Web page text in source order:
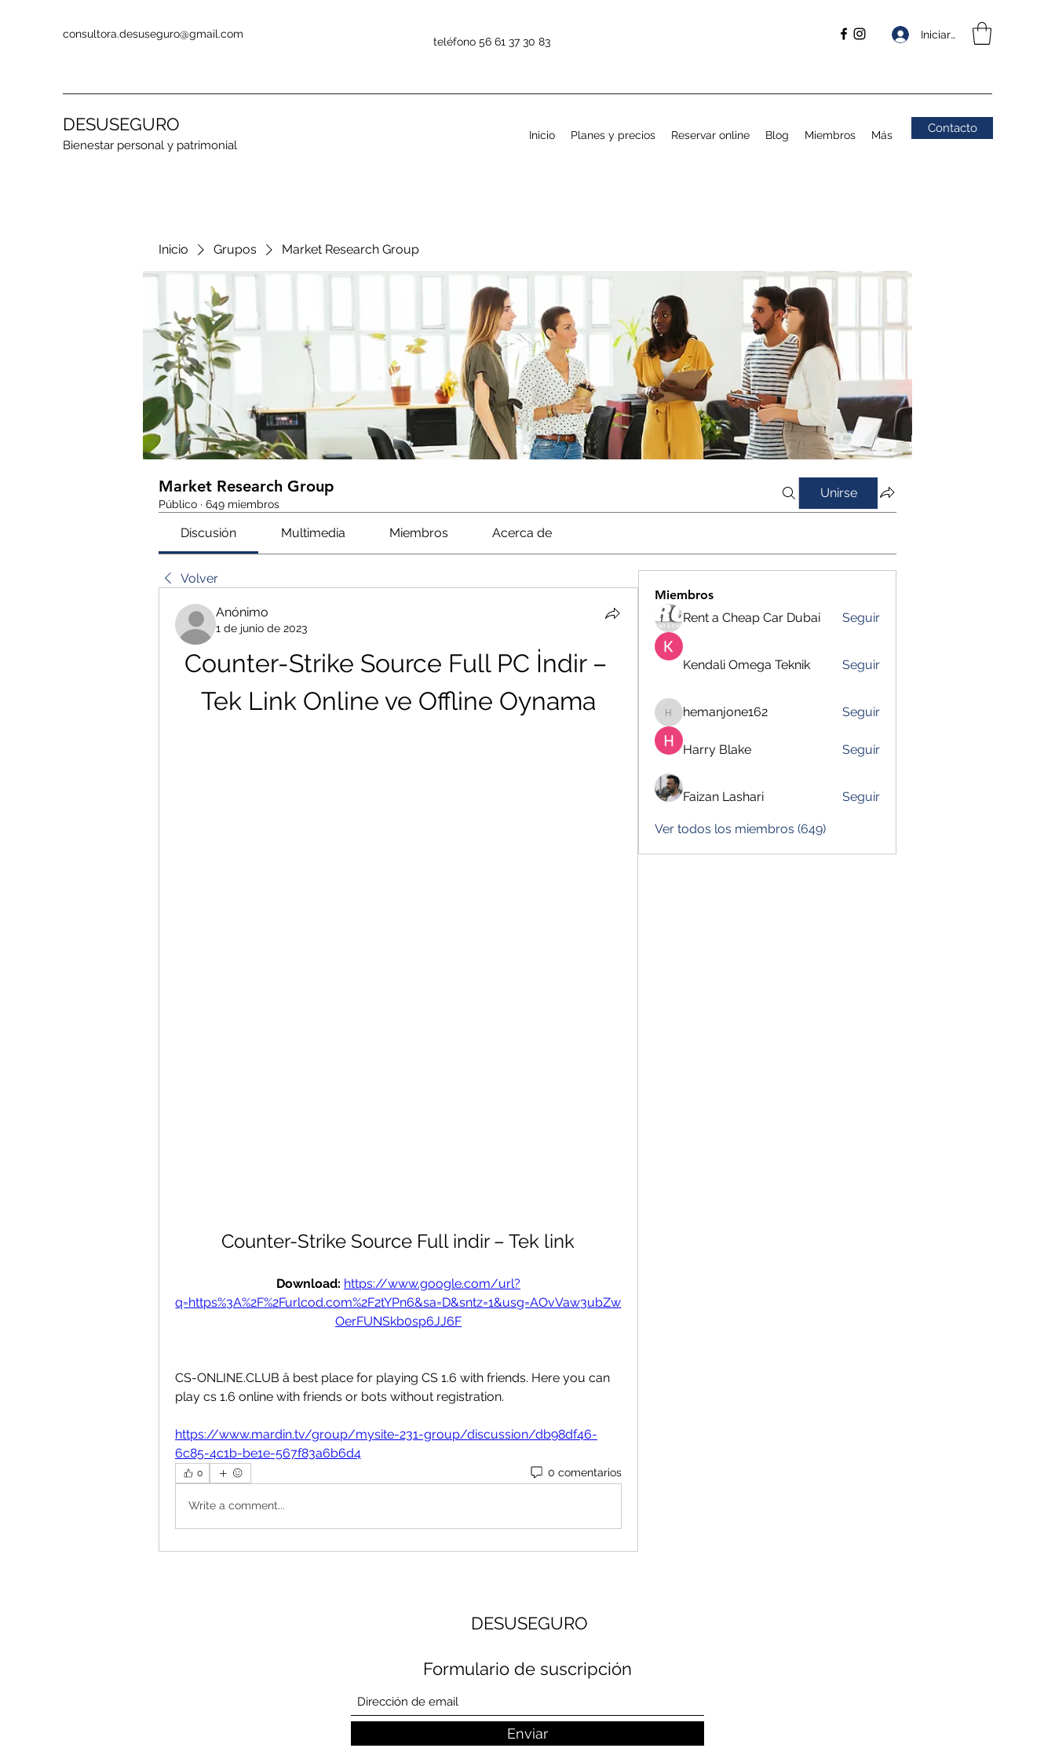
consultora.desuseguro@gmail.com Iniciar sesión
teléfono 56 61 37 30 83
DESUSEGURO
Bienestar personal y patrimonial
Inicio Planes y precios Reservar online Blog Miembros Más Contacto
Inicio Grupos Market Research Group
Market Research Group
Público · 649 miembros
Unirse
Discusión Multimedia Miembros Acerca de
Volver
Anónimo
1 de junio de 2023
Counter-Strike Source Full PC İndir –
Tek Link Online ve Offline Oynama
Counter-Strike Source Full indir – Tek link
Download: https://www.google.com/url?
q=https%3A%2F%2Furlcod.com%2F2tYPn6&sa=D&sntz=1&usg=AOvVaw3ubZw
OerFUNSkb0sp6JJ6F
CS-ONLINE.CLUB â best place for playing CS 1.6 with friends. Here you can
play cs 1.6 online with friends or bots without registration.
https://www.mardin.tv/group/mysite-231-group/discussion/db98df46-
6c85-4c1b-be1e-567f83a6b6d4
0 0 comentarios
Write a comment...
Miembros
Rent a Cheap Car Dubai
Seguir
Kendali Omega Teknik Seguir
hemanjone162
hemanjone162 Seguir
Harry Blake Seguir
Faizan Lashari Seguir
Ver todos los miembros (649)
DESUSEGURO
Formulario de suscripción
Enviar